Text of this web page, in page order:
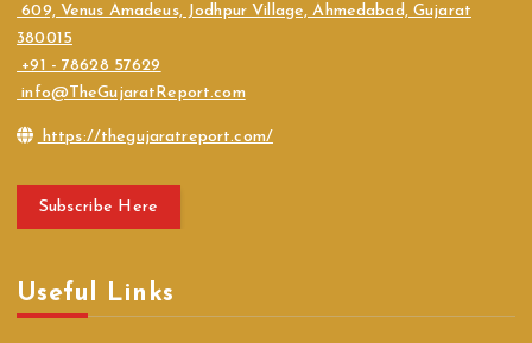
609, Venus Amadeus, Jodhpur Village, Ahmedabad, Gujarat
380015
+91 - 78628 57629
info@TheGujaratReport.com
https://thegujaratreport.com/
Subscribe Here
Useful Links